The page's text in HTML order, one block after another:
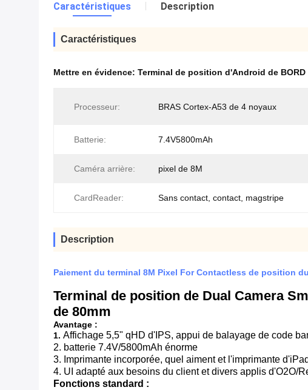
Caractéristiques Description
Caractéristiques
Mettre en évidence: Terminal de position d'Android de BORD
Processeur: BRAS Cortex-A53 de 4 noyaux
Batterie: 7.4V5800mAh
Caméra arrière: pixel de 8M
CardReader: Sans contact, contact, magstripe
Description
Paiement du terminal 8M Pixel For Contactless de position
Terminal de position de Dual Camera
de 80mm
Avantage :
1. Affichage 5,5" qHD d'IPS, appui de balayage de code
2. batterie 7.4V/5800mAh énorme
3. Imprimante incorporée, quel aiment et l'imprimante
4. UI adapté aux besoins du client et divers applis d'O2O/
Fonctions standard :